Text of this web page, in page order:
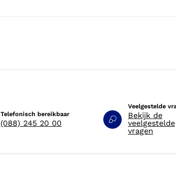
Telefonisch bereikbaar
(088) 245 20 00
Veelgestelde
Bekijk de
veelgestelde
vragen